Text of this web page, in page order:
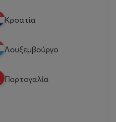
Κροατία
Λουξεμβούργο
Πορτογαλία